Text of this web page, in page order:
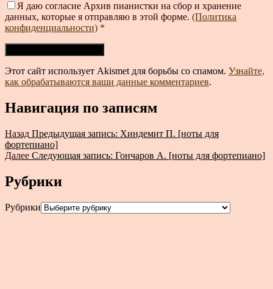
Я даю согласие Архив пианистки на сбор и хранение
данных, которые я отправляю в этой форме. (Политика
конфиденциальности) *
Этот сайт использует Akismet для борьбы со спамом. Узнайте,
как обрабатываются ваши данные комментариев.
Навигация по записям
Назад Предыдущая запись: Хиндемит П. [ноты для
фортепиано]
Далее Следующая запись: Гончаров А. [ноты для фортепиано]
Рубрики
Рубрики